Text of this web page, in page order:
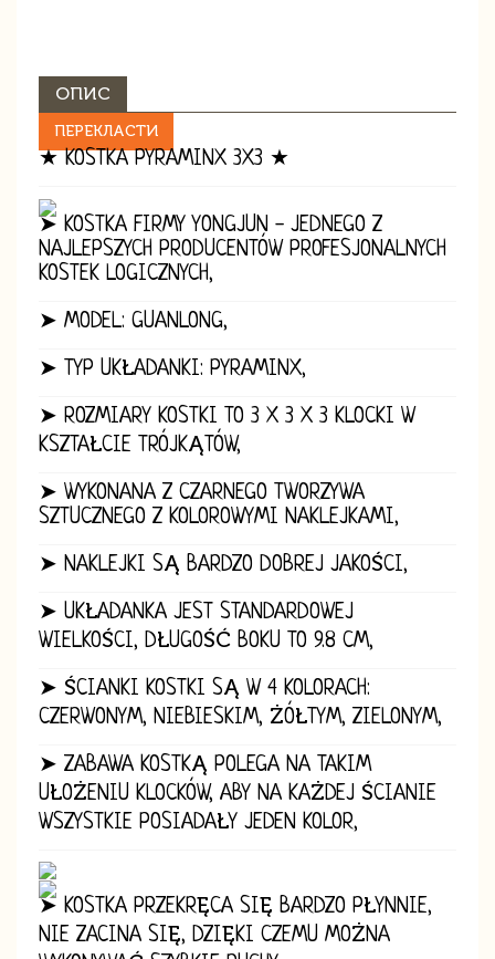
ОПИС
ПЕРЕКЛАСТИ
★ KOSTKA PYRAMINX 3X3 ★
➤ KOSTKA FIRMY YONGJUN - JEDNEGO Z
NAJLEPSZYCH PRODUCENTÓW PROFESJONALNYCH
KOSTEK LOGICZNYCH,
➤ MODEL: GUANLONG,
➤ TYP UKŁADANKI: PYRAMINX,
➤ ROZMIARY KOSTKI TO 3 X 3 X 3 KLOCKI W
KSZTAŁCIE TRÓJKĄTÓW,
➤ WYKONANA Z CZARNEGO TWORZYWA
SZTUCZNEGO Z KOLOROWYMI NAKLEJKAMI,
➤ NAKLEJKI SĄ BARDZO DOBREJ JAKOŚCI,
➤ UKŁADANKA JEST STANDARDOWEJ
WIELKOŚCI, DŁUGOŚĆ BOKU TO 9.8 CM,
➤ ŚCIANKI KOSTKI SĄ W 4 KOLORACH:
CZERWONYM, NIEBIESKIM, ŻÓŁTYM, ZIELONYM,
➤ ZABAWA KOSTKĄ POLEGA NA TAKIM
UŁOŻENIU KLOCKÓW, ABY NA KAŻDEJ ŚCIANIE
WSZYSTKIE POSIADAŁY JEDEN KOLOR,
➤ KOSTKA PRZEKRĘCA SIĘ BARDZO PŁYNNIE,
NIE ZACINA SIĘ, DZIĘKI CZEMU MOŻNA